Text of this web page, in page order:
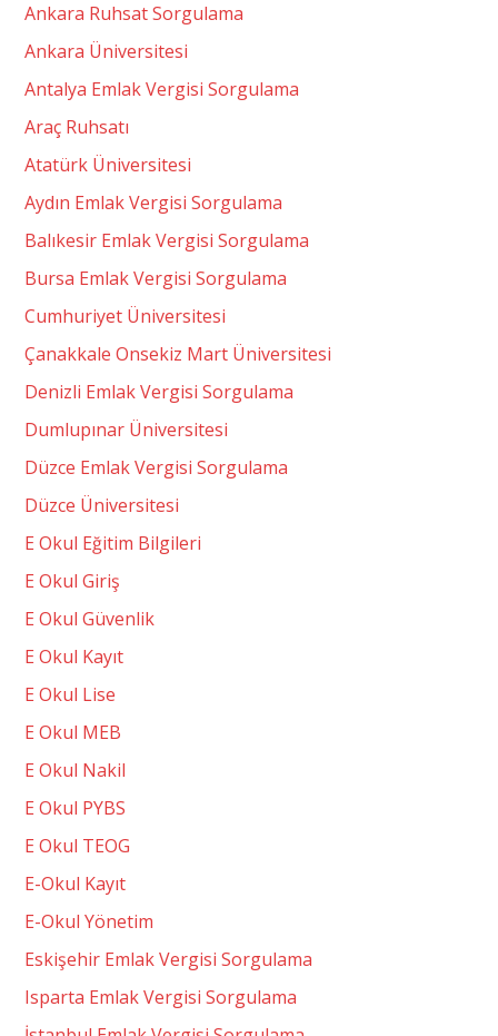
Ankara Ruhsat Sorgulama
Ankara Üniversitesi
Antalya Emlak Vergisi Sorgulama
Araç Ruhsatı
Atatürk Üniversitesi
Aydın Emlak Vergisi Sorgulama
Balıkesir Emlak Vergisi Sorgulama
Bursa Emlak Vergisi Sorgulama
Cumhuriyet Üniversitesi
Çanakkale Onsekiz Mart Üniversitesi
Denizli Emlak Vergisi Sorgulama
Dumlupınar Üniversitesi
Düzce Emlak Vergisi Sorgulama
Düzce Üniversitesi
E Okul Eğitim Bilgileri
E Okul Giriş
E Okul Güvenlik
E Okul Kayıt
E Okul Lise
E Okul MEB
E Okul Nakil
E Okul PYBS
E Okul TEOG
E-Okul Kayıt
E-Okul Yönetim
Eskişehir Emlak Vergisi Sorgulama
Isparta Emlak Vergisi Sorgulama